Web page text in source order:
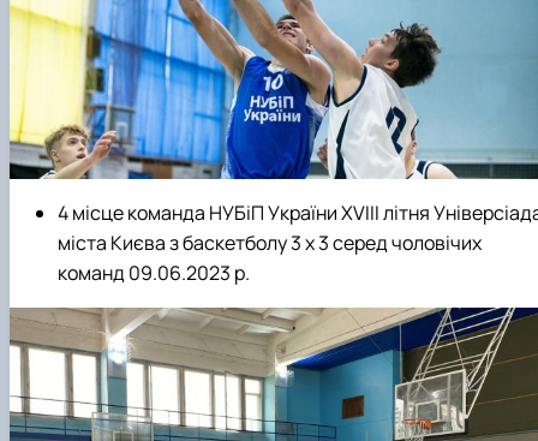
4 місце команда НУБіП України ХVIII літня
міста Києва з баскетболу 3 х 3 серед чоловічих
команд 09.06.2023 р.